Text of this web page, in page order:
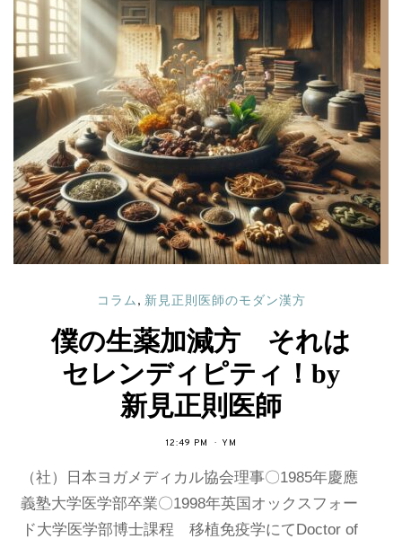
コラム, 新見正則医師のモダン漢方
僕の生薬加減方 それは
セレンディピティ！by
新見正則医師
12:49 PM YM
（社）日本ヨガメディカル協会理事〇1985年慶應
義塾大学医学部卒業〇1998年英国オックスフォー
ド大学医学部博士課程 移植免疫学にてDoctor of